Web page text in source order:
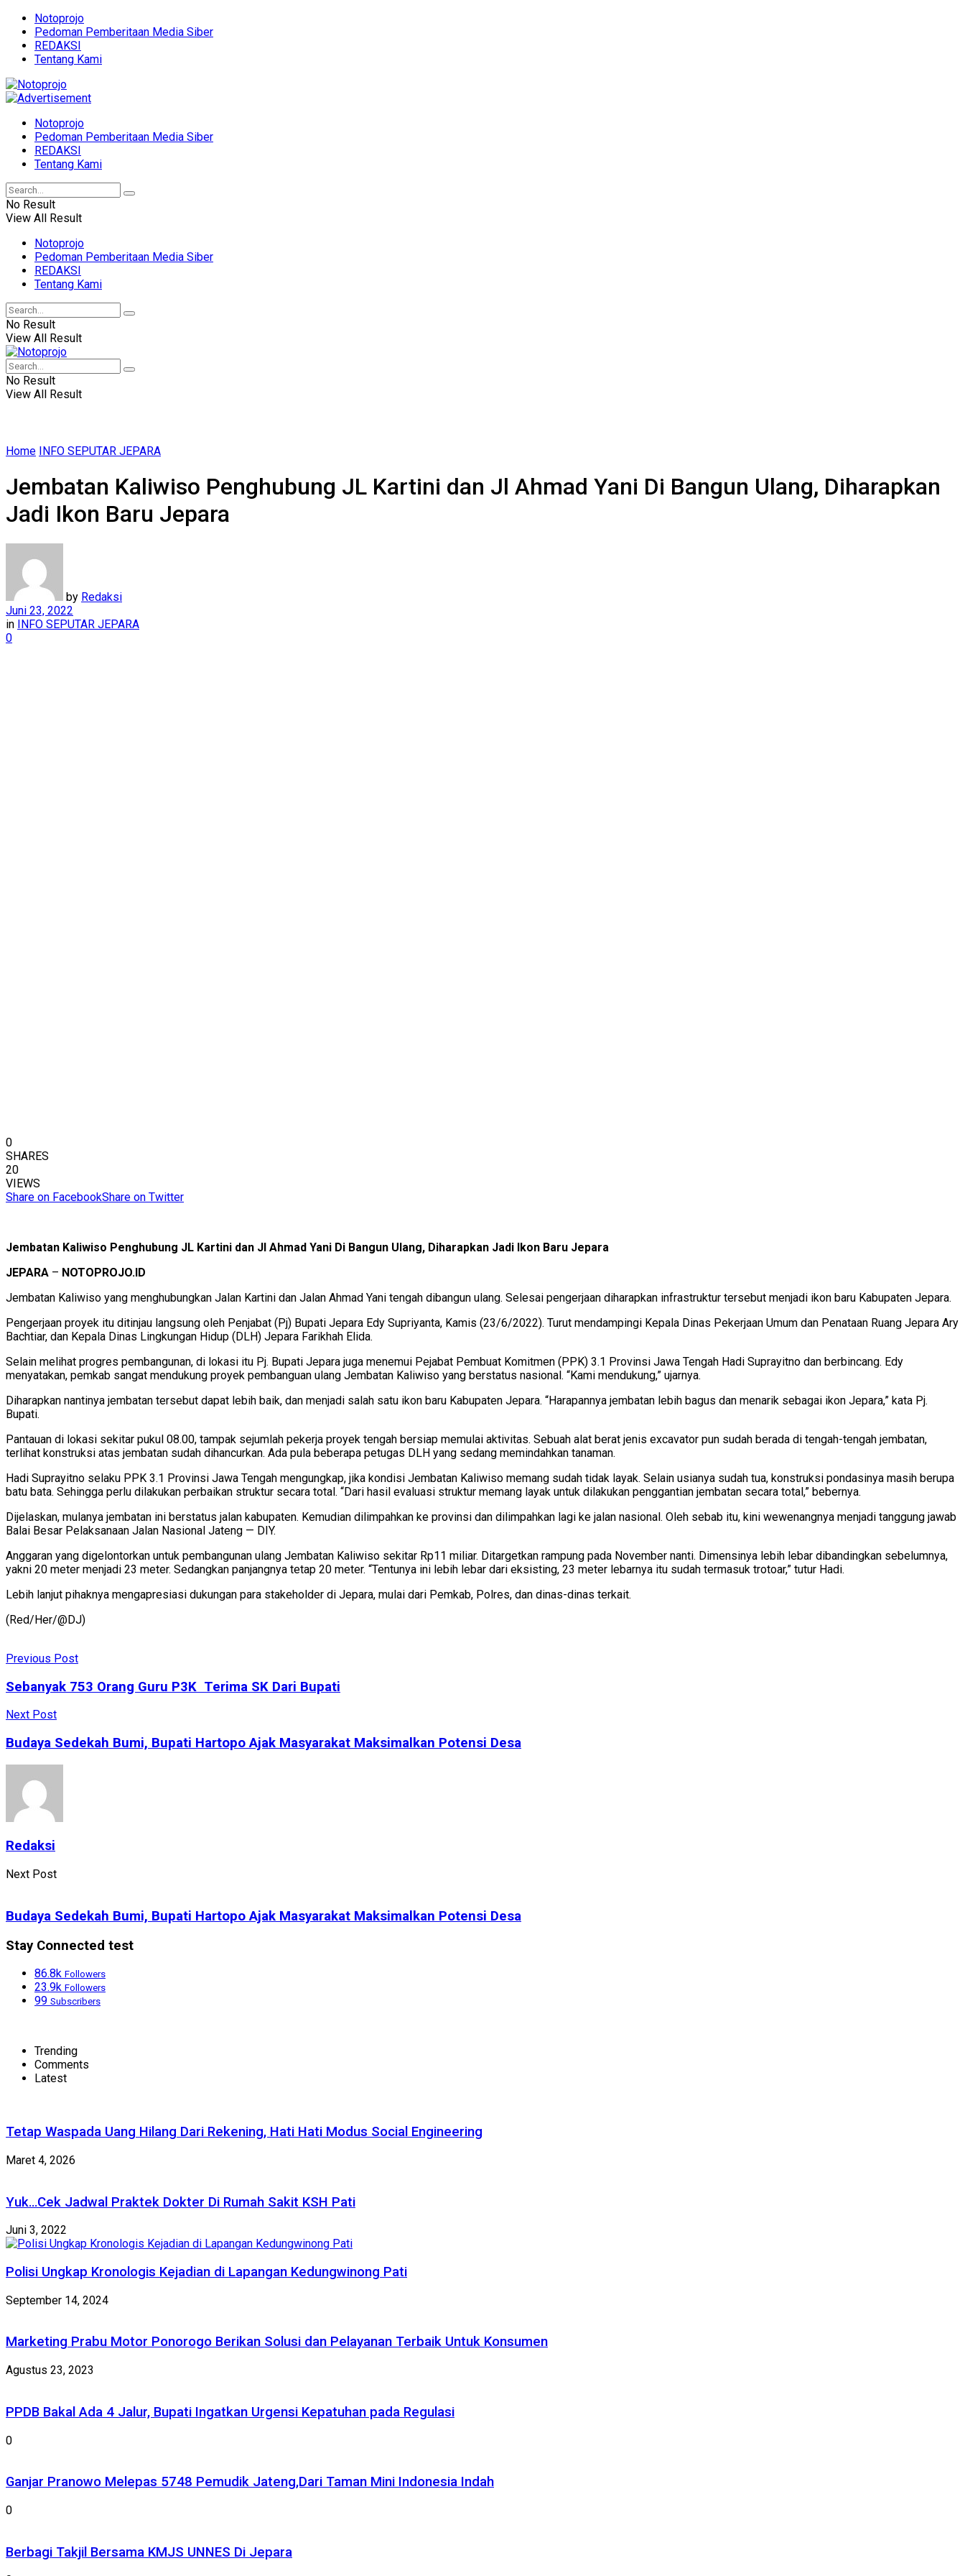
Notoprojo
Pedoman Pemberitaan Media Siber
REDAKSI
Tentang Kami
Notoprojo
Pedoman Pemberitaan Media Siber
REDAKSI
Tentang Kami
No Result
View All Result
Notoprojo
Pedoman Pemberitaan Media Siber
REDAKSI
Tentang Kami
No Result
View All Result
No Result
View All Result
Home INFO SEPUTAR JEPARA
Jembatan Kaliwiso Penghubung JL Kartini dan Jl Ahmad Yani Di Bangun Ulang, Diharapkan
Jadi Ikon Baru Jepara
by Redaksi
Juni 23, 2022
in INFO SEPUTAR JEPARA
0
0
SHARES
20
VIEWS
Share on FacebookShare on Twitter
Jembatan Kaliwiso Penghubung JL Kartini dan Jl Ahmad Yani Di Bangun Ulang, Diharapkan Jadi Ikon Baru Jepara
JEPARA – NOTOPROJO.ID
Jembatan Kaliwiso yang menghubungkan Jalan Kartini dan Jalan Ahmad Yani tengah dibangun ulang. Selesai pengerjaan diharapkan infrastruktur tersebut menjadi ikon baru Kabupaten Jepara.
Pengerjaan proyek itu ditinjau langsung oleh Penjabat (Pj) Bupati Jepara Edy Supriyanta, Kamis (23/6/2022). Turut mendampingi Kepala Dinas Pekerjaan Umum dan Penataan Ruang Jepara Ary
Bachtiar, dan Kepala Dinas Lingkungan Hidup (DLH) Jepara Farikhah Elida.
Selain melihat progres pembangunan, di lokasi itu Pj. Bupati Jepara juga menemui Pejabat Pembuat Komitmen (PPK) 3.1 Provinsi Jawa Tengah Hadi Suprayitno dan berbincang. Edy
menyatakan, pemkab sangat mendukung proyek pembanguan ulang Jembatan Kaliwiso yang berstatus nasional. “Kami mendukung,” ujarnya.
Diharapkan nantinya jembatan tersebut dapat lebih baik, dan menjadi salah satu ikon baru Kabupaten Jepara. “Harapannya jembatan lebih bagus dan menarik sebagai ikon Jepara,” kata Pj.
Bupati.
Pantauan di lokasi sekitar pukul 08.00, tampak sejumlah pekerja proyek tengah bersiap memulai aktivitas. Sebuah alat berat jenis excavator pun sudah berada di tengah-tengah jembatan,
terlihat konstruksi atas jembatan sudah dihancurkan. Ada pula beberapa petugas DLH yang sedang memindahkan tanaman.
Hadi Suprayitno selaku PPK 3.1 Provinsi Jawa Tengah mengungkap, jika kondisi Jembatan Kaliwiso memang sudah tidak layak. Selain usianya sudah tua, konstruksi pondasinya masih berupa
batu bata. Sehingga perlu dilakukan perbaikan struktur secara total. “Dari hasil evaluasi struktur memang layak untuk dilakukan penggantian jembatan secara total,” bebernya.
Dijelaskan, mulanya jembatan ini berstatus jalan kabupaten. Kemudian dilimpahkan ke provinsi dan dilimpahkan lagi ke jalan nasional. Oleh sebab itu, kini wewenangnya menjadi tanggung jawab
Balai Besar Pelaksanaan Jalan Nasional Jateng — DIY.
Anggaran yang digelontorkan untuk pembangunan ulang Jembatan Kaliwiso sekitar Rp11 miliar. Ditargetkan rampung pada November nanti. Dimensinya lebih lebar dibandingkan sebelumnya,
yakni 20 meter menjadi 23 meter. Sedangkan panjangnya tetap 20 meter. “Tentunya ini lebih lebar dari eksisting, 23 meter lebarnya itu sudah termasuk trotoar,” tutur Hadi.
Lebih lanjut pihaknya mengapresiasi dukungan para stakeholder di Jepara, mulai dari Pemkab, Polres, dan dinas-dinas terkait.
(Red/Her/@DJ)
Previous Post
Sebanyak 753 Orang Guru P3K Terima SK Dari Bupati
Next Post
Budaya Sedekah Bumi, Bupati Hartopo Ajak Masyarakat Maksimalkan Potensi Desa
Redaksi
Next Post
Budaya Sedekah Bumi, Bupati Hartopo Ajak Masyarakat Maksimalkan Potensi Desa
Stay Connected test
86.8k Followers
23.9k Followers
99 Subscribers
Trending
Comments
Latest
Tetap Waspada Uang Hilang Dari Rekening, Hati Hati Modus Social Engineering
Maret 4, 2026
Yuk…Cek Jadwal Praktek Dokter Di Rumah Sakit KSH Pati
Juni 3, 2022
Polisi Ungkap Kronologis Kejadian di Lapangan Kedungwinong Pati
September 14, 2024
Marketing Prabu Motor Ponorogo Berikan Solusi dan Pelayanan Terbaik Untuk Konsumen
Agustus 23, 2023
PPDB Bakal Ada 4 Jalur, Bupati Ingatkan Urgensi Kepatuhan pada Regulasi
0
Ganjar Pranowo Melepas 5748 Pemudik Jateng,Dari Taman Mini Indonesia Indah
0
Berbagi Takjil Bersama KMJS UNNES Di Jepara